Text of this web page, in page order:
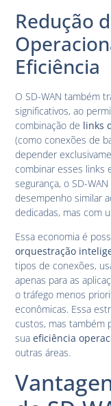
Redução
Eficiência
O SD-WAN também
significativos, ao
combinação de links
(como conexões de
depender
combinar esses links
segurança, o SD-
desempenho similar
dedicadas, mas com
Essa economia é
orquestração
tipos de conexões,
apenas para as
o tráfego menos
econômicas. Essa
custos, mas também
suaeficiência
outras áreas.